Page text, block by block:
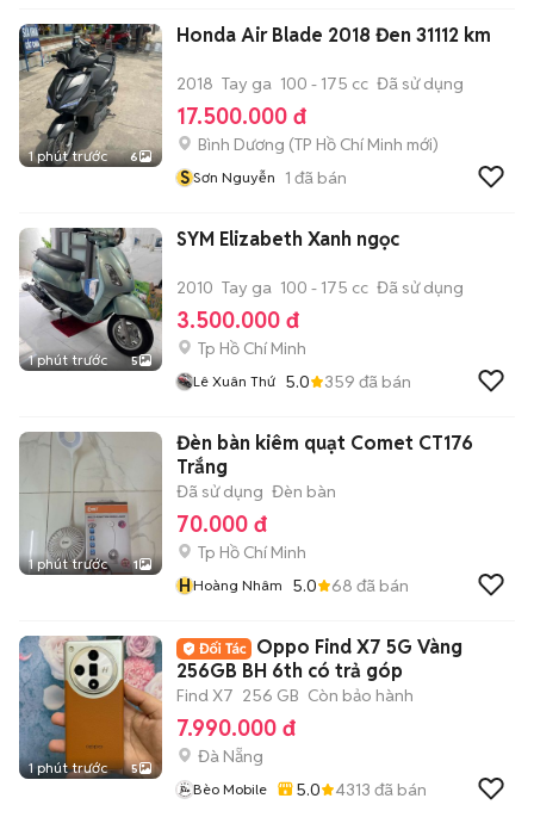
1 phút trước 6
Honda Air Blade 2018 Đen 31112 km
2018 Tay ga 100 - 175 cc Đã sử dụng
17.500.000 đ
Bình Dương (TP Hồ Chí Minh mới)
S Sơn Nguyễn 1 đã bán
1 phút trước 5
SYM Elizabeth Xanh ngọc
2010 Tay ga 100 - 175 cc Đã sử dụng
3.500.000 đ
Tp Hồ Chí Minh
Lê Xuân Thứ 5.0 359 đã bán
1 phút trước 1
Đèn bàn kiêm quạt Comet CT176
Trắng
Đã sử dụng Đèn bàn
70.000 đ
Tp Hồ Chí Minh
HHoàng Nhâm 5.0 68 đã bán
1 phút trước 5
Oppo Find X7 5G Vàng
256GB BH 6th có trả góp
Find X7 256 GB Còn bảo hành
7.990.000 đ
Đà Nẵng
Bèo Mobile 5.0 4313 đã bán